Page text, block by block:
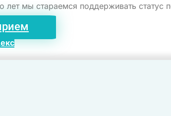
лет мы стараемся поддерживать статус